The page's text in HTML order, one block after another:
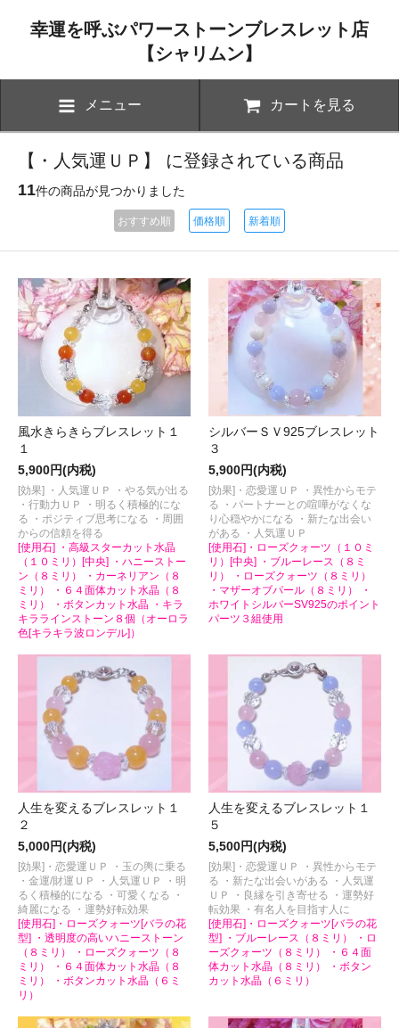
幸運を呼ぶパワーストーンブレスレット店
【シャリムン】
メニュー カートを見る
【・人気運ＵＰ】 に登録されている商品
11件の商品が見つかりました
おすすめ順 価格順 新着順
風水きらきらブレスレット１
１
5,900円(内税)
[効果] ・人気運ＵＰ ・やる気が出る
・行動力ＵＰ ・明るく積極的にな
る ・ポジティブ思考になる ・周囲
からの信頼を得る
[使用石] ・高級スターカット水晶
（１０ミリ）[中央] ・ハニーストー
ン（８ミリ） ・カーネリアン（８
ミリ） ・６４面体カット水晶（８
ミリ） ・ボタンカット水晶 ・キラ
キララインストーン８個（オーロラ
色[キラキラ波ロンデル]）
シルバーＳＶ925ブレスレット
３
5,900円(内税)
[効果]・恋愛運ＵＰ ・異性からモテ
る ・パートナーとの喧嘩がなくな
り心穏やかになる ・新たな出会い
がある ・人気運ＵＰ
[使用石]・ローズクォーツ（１０ミ
リ）[中央] ・ブルーレース（８ミ
リ） ・ローズクォーツ（８ミリ）
・マザーオブパール（８ミリ） ・
ホワイトシルバーSV925のポイント
パーツ３組使用
人生を変えるブレスレット１
２
5,000円(内税)
[効果]・恋愛運ＵＰ ・玉の輿に乗る
・金運/財運ＵＰ ・人気運ＵＰ ・明
るく積極的になる ・可愛くなる ・
綺麗になる ・運勢好転効果
[使用石]・ローズクォーツ[バラの花
型] ・透明度の高いハニーストーン
（８ミリ） ・ローズクォーツ（８
ミリ） ・６４面体カット水晶（８
ミリ） ・ボタンカット水晶（６ミ
リ）
人生を変えるブレスレット１
５
5,500円(内税)
[効果]・恋愛運ＵＰ ・異性からモテ
る ・新たな出会いがある ・人気運
ＵＰ ・良縁を引き寄せる ・運勢好
転効果 ・有名人を目指す人に
[使用石]・ローズクォーツ[バラの花
型] ・ブルーレース（８ミリ） ・ロ
ーズクォーツ（８ミリ） ・６４面
体カット水晶（８ミリ） ・ボタン
カット水晶（６ミリ）